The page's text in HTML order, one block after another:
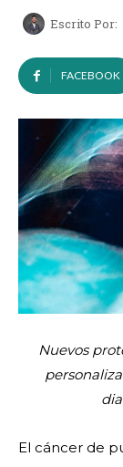
Escrito Por:
FACEBOOK
Nuevos
El cáncer de